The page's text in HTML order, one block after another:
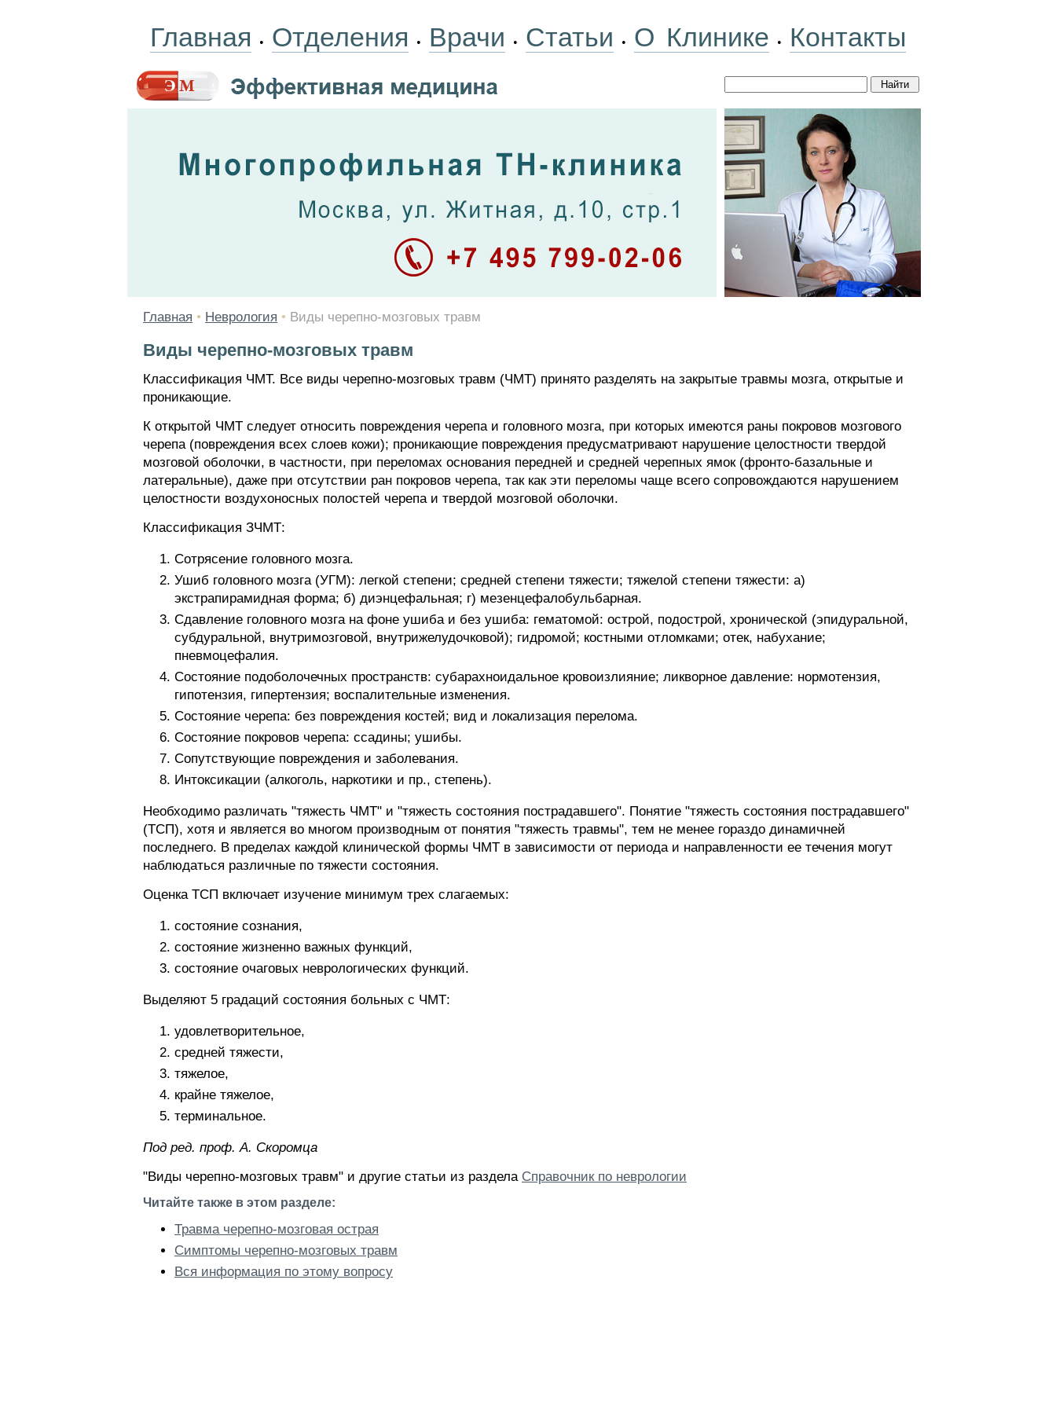
Главная • Отделения • Врачи • Статьи • О Клинике • Контакты
Главная • Неврология • Виды черепно-мозговых травм
Виды черепно-мозговых травм
Классификация ЧМТ. Все виды черепно-мозговых травм (ЧМТ) принято разделять на закрытые травмы мозга, открытые и
проникающие.
К открытой ЧМТ следует относить повреждения черепа и головного мозга, при которых имеются раны покровов мозгового
черепа (повреждения всех слоев кожи); проникающие повреждения предусматривают нарушение целостности твердой
мозговой оболочки, в частности, при переломах основания передней и средней черепных ямок (фронто-базальные и
латеральные), даже при отсутствии ран покровов черепа, так как эти переломы чаще всего сопровождаются нарушением
целостности воздухоносных полостей черепа и твердой мозговой оболочки.
Классификация ЗЧМТ:
Сотрясение головного мозга.
Ушиб головного мозга (УГМ): легкой степени; средней степени тяжести; тяжелой степени тяжести: а)
экстрапирамидная форма; б) диэнцефальная; г) мезенцефалобульбарная.
Сдавление головного мозга на фоне ушиба и без ушиба: гематомой: острой, подострой, хронической (эпидуральной,
субдуральной, внутримозговой, внутрижелудочковой); гидромой; костными отломками; отек, набухание;
пневмоцефалия.
Состояние подоболочечных пространств: субарахноидальное кровоизлияние; ликворное давление: нормотензия,
гипотензия, гипертензия; воспалительные изменения.
Состояние черепа: без повреждения костей; вид и локализация перелома.
Состояние покровов черепа: ссадины; ушибы.
Сопутствующие повреждения и заболевания.
Интоксикации (алкоголь, наркотики и пр., степень).
Необходимо различать "тяжесть ЧМТ" и "тяжесть состояния пострадавшего". Понятие "тяжесть состояния пострадавшего"
(ТСП), хотя и является во многом производным от понятия "тяжесть травмы", тем не менее гораздо динамичней
последнего. В пределах каждой клинической формы ЧМТ в зависимости от периода и направленности ее течения могут
наблюдаться различные по тяжести состояния.
Оценка ТСП включает изучение минимум трех слагаемых:
состояние сознания,
состояние жизненно важных функций,
состояние очаговых неврологических функций.
Выделяют 5 градаций состояния больных с ЧМТ:
удовлетворительное,
средней тяжести,
тяжелое,
крайне тяжелое,
терминальное.
Пoд peд. проф. А. Скоромца
"Виды черепно-мозговых травм" и другие статьи из раздела Справочник по неврологии
Читайте также в этом разделе:
Травма черепно-мозговая острая
Симптомы черепно-мозговых травм
Вся информация по этому вопросу